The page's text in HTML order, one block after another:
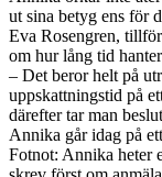
ut sina betyg ens för
Eva Rosengren,
om hur lång tid
– Det beror helt på
uppskattningstid på
därefter tar man
Annika går idag på
Fotnot: Annika heter